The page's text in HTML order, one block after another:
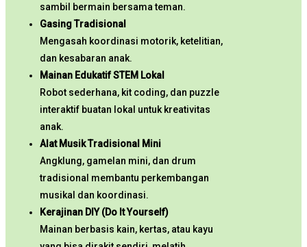
sambil bermain bersama teman.
Gasing Tradisional
Mengasah koordinasi motorik, ketelitian,
dan kesabaran anak.
Mainan Edukatif STEM Lokal
Robot sederhana, kit coding, dan puzzle
interaktif buatan lokal untuk kreativitas
anak.
Alat Musik Tradisional Mini
Angklung, gamelan mini, dan drum
tradisional membantu perkembangan
musikal dan koordinasi.
Kerajinan DIY (Do It Yourself)
Mainan berbasis kain, kertas, atau kayu